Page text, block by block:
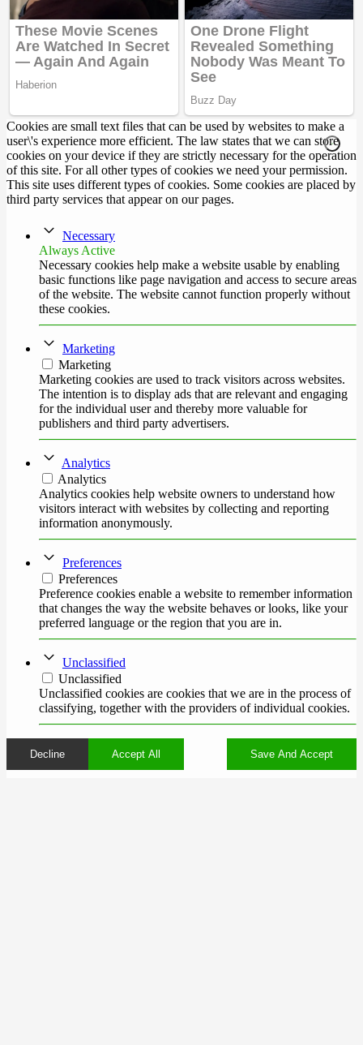
Cookies are small text files that can be used by websites to make a
user\'s experience more efficient. The law states that we can store
cookies on your device if they are strictly necessary for the operation
of this site. For all other types of cookies we need your permission.
This site uses different types of cookies. Some cookies are placed by
third party services that appear on our pages.
Necessary
Always Active
Necessary cookies help make a website usable by enabling
basic functions like page navigation and access to secure areas
of the website. The website cannot function properly without
these cookies.
Marketing
Marketing
Marketing cookies are used to track visitors across websites.
The intention is to display ads that are relevant and engaging
for the individual user and thereby more valuable for
publishers and third party advertisers.
Analytics
Analytics
Analytics cookies help website owners to understand how
visitors interact with websites by collecting and reporting
information anonymously.
Preferences
Preferences
Preference cookies enable a website to remember information
that changes the way the website behaves or looks, like your
preferred language or the region that you are in.
Unclassified
Unclassified
Unclassified cookies are cookies that we are in the process of
classifying, together with the providers of individual cookies.
Decline Accept All Save And Accept